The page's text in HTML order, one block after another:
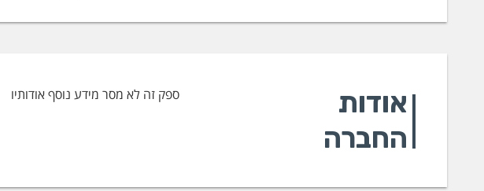
אודות
החברה
ספק זה לא מסר מידע נוסף אודותיו